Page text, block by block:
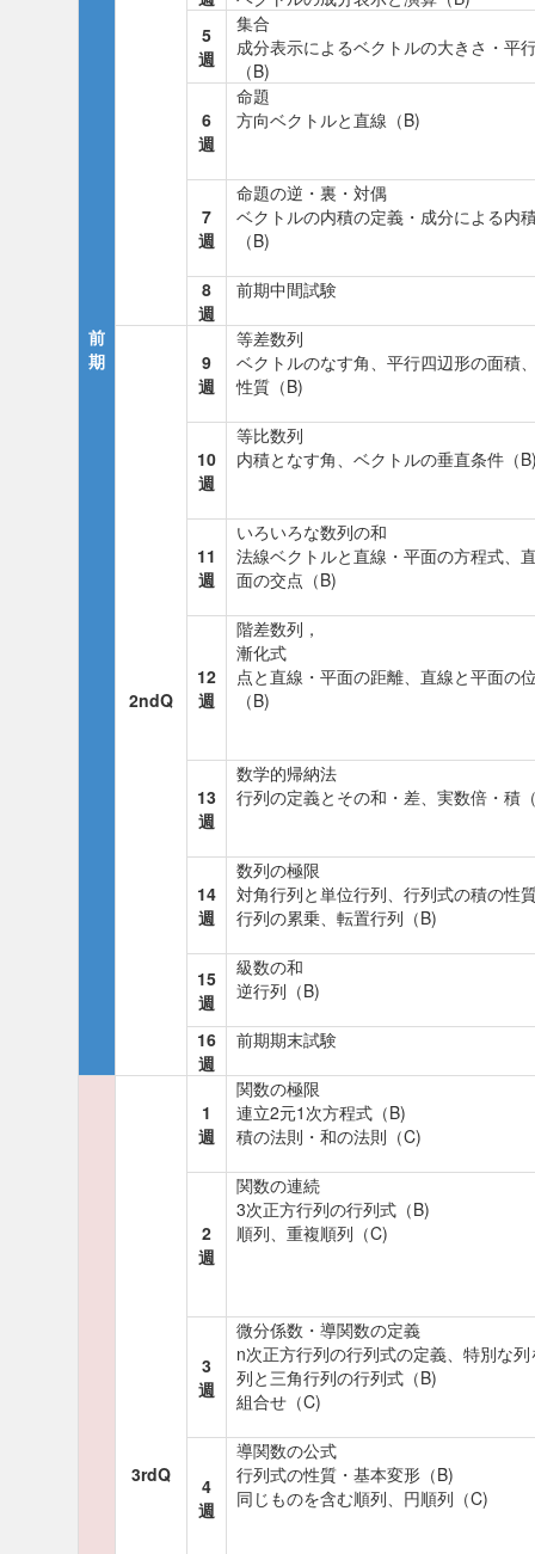
前
期
5
週
集合
成分表示によるベクトルの大きさ・平
（B)
6
週
命題
方向ベクトルと直線（B)
7
週
命題の逆・裏・対偶
ベクトルの内積の定義・成分による内
（B)
8
週
前期中間試験
2ndQ
9
週
等差数列
ベクトルのなす角、平行四辺形の面積
性質（B)
10
週
等比数列
内積となす角、ベクトルの垂直条件（
11
週
いろいろな数列の和
法線ベクトルと直線・平面の方程式、
面の交点（B)
12
週
階差数列，
漸化式
点と直線・平面の距離、直線と平面の
（B)
13
週
数学的帰納法
行列の定義とその和・差、実数倍・積
14
週
数列の極限
対角行列と単位行列、行列式の積の性
行列の累乗、転置行列（B)
15
週
級数の和
逆行列（B)
16
週
前期期末試験
3rdQ
1
週
関数の極限
連立2元1次方程式（B)
積の法則・和の法則（C)
2
週
関数の連続
3次正方行列の行列式（B)
順列、重複順列（C)
3
週
微分係数・導関数の定義
n次正方行列の行列式の定義、特別な
列と三角行列の行列式（B)
組合せ（C)
4
週
導関数の公式
行列式の性質・基本変形（B)
同じものを含む順列、円順列（C)